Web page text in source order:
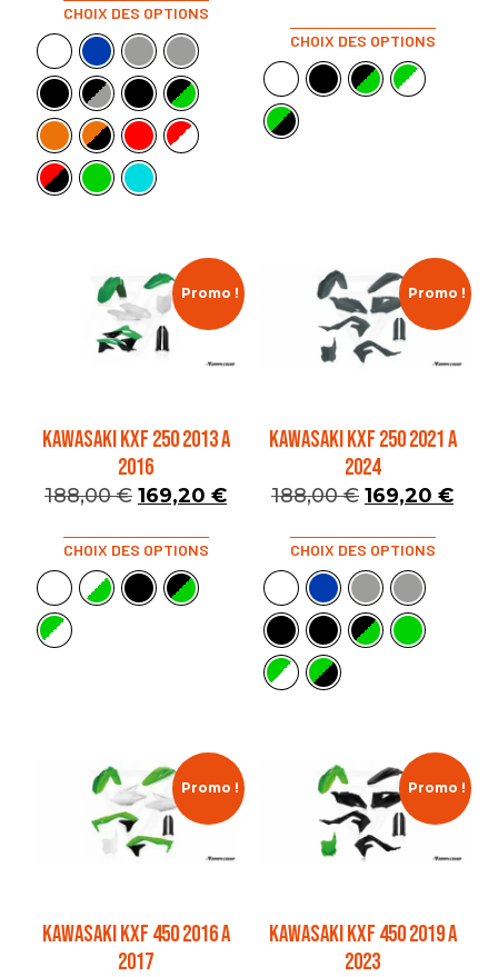
CHOIX DES OPTIONS
CHOIX DES OPTIONS
Promo !
KAWASAKI KXF 250 2013 A
2016
188,00€ 169,20 €
CHOIX DES OPTIONS
Promo !
KAWASAKI KXF 250 2021 A
2024
188,00€ 169,20 €
CHOIX DES OPTIONS
Promo !
KAWASAKI KXF 450 2016 A
2017
Promo !
KAWASAKI KXF 450 2019 A
2023